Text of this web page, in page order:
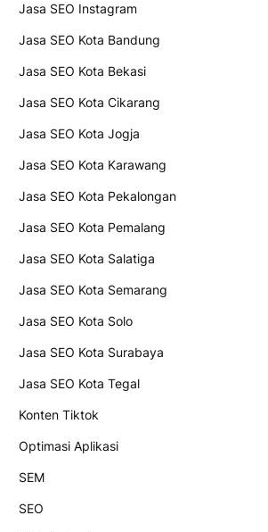
Jasa SEO Instagram
Jasa SEO Kota Bandung
Jasa SEO Kota Bekasi
Jasa SEO Kota Cikarang
Jasa SEO Kota Jogja
Jasa SEO Kota Karawang
Jasa SEO Kota Pekalongan
Jasa SEO Kota Pemalang
Jasa SEO Kota Salatiga
Jasa SEO Kota Semarang
Jasa SEO Kota Solo
Jasa SEO Kota Surabaya
Jasa SEO Kota Tegal
Konten Tiktok
Optimasi Aplikasi
SEM
SEO